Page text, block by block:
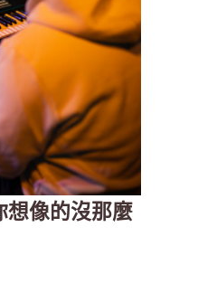
想像的沒那麼